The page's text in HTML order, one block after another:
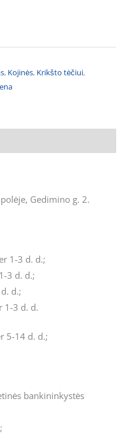
, Kojinės, Krikšto tėčiui,
Gedimino g. 2.
1-3 d. d.;
3 d. d.;
d.;
1-3 d. d.
5-14 d. d.;
bankininkystės